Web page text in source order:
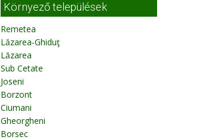
Környező települések
Remetea
Lăzarea-Ghiduţ
Lăzarea
Sub Cetate
Joseni
Borzont
Ciumani
Gheorgheni
Borsec